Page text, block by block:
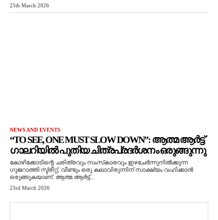
25th March 2026
NEWS AND EVENTS
“TO SEE, ONE MUST SLOW DOWN”: ആത്മ ആർട്ട്
ഗാലറിയിൽ പുതിയ ചിത്രപ്രദർശനം ഒരുങ്ങുന്നു
കോഴിക്കോടിന്റെ ചരിത്രവും സംസ്‌കാരവും ഇഴചേർന്നുനിൽക്കുന്ന
ഗുജറാത്തി സ്ട്രീറ്റ്, വീണ്ടും ഒരു കലാവിരുന്നിന് സാക്ഷ്യം വഹിക്കാൻ
ഒരുങ്ങുകയാണ്. ആത്മ ആർട്ട്...
23rd March 2026